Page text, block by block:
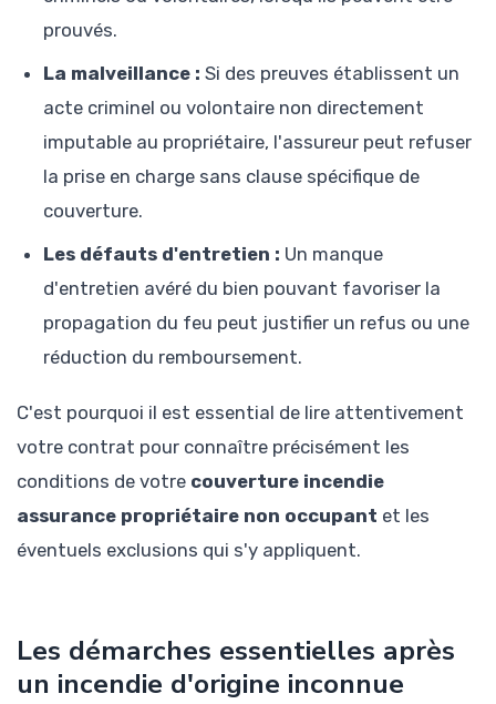
prouvés.
La malveillance : Si des preuves établissent un
acte criminel ou volontaire non directement
imputable au propriétaire, l'assureur peut refuser
la prise en charge sans clause spécifique de
couverture.
Les défauts d'entretien : Un manque
d'entretien avéré du bien pouvant favoriser la
propagation du feu peut justifier un refus ou une
réduction du remboursement.
C'est pourquoi il est essential de lire attentivement
votre contrat pour connaître précisément les
conditions de votre couverture incendie
assurance propriétaire non occupant et les
éventuels exclusions qui s'y appliquent.
Les démarches essentielles après
un incendie d'origine inconnue